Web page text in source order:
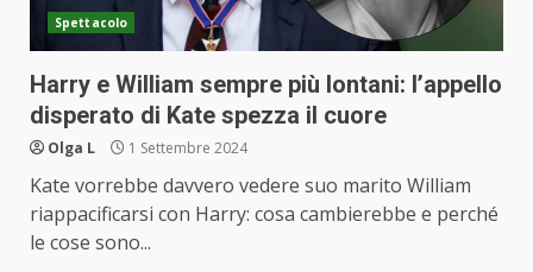
Spettacolo
Harry e William sempre più lontani: l’appello
disperato di Kate spezza il cuore
Olga L 1 Settembre 2024
Kate vorrebbe davvero vedere suo marito William
riappacificarsi con Harry: cosa cambierebbe e perché
le cose sono...